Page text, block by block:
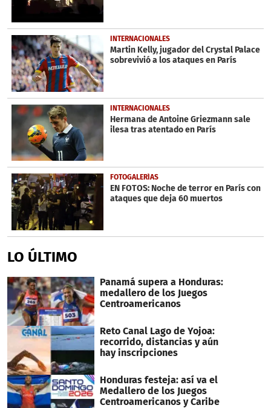
INTERNACIONALES
Martin Kelly, jugador del Crystal Palace
sobrevivió a los ataques en París
INTERNACIONALES
Hermana de Antoine Griezmann sale
ilesa tras atentado en París
FOTOGALERÍAS
EN FOTOS: Noche de terror en París con
ataques que deja 60 muertos
LO ÚLTIMO
Panamá supera a Honduras:
medallero de los Juegos
Centroamericanos
Reto Canal Lago de Yojoa:
recorrido, distancias y aún
hay inscripciones
Honduras festeja: así va el
Medallero de los Juegos
Centroamericanos y Caribe